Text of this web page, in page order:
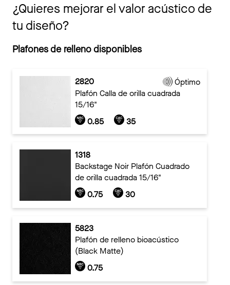
¿Quieres mejorar el valor acústico de
tu diseño?
Plafones de relleno disponibles
2820
Óptimo
Plafón Calla de orilla cuadrada
15/16"
0.85
35
1318
Backstage Noir Plafón Cuadrado
de orilla cuadrada 15/16"
0.75
30
5823
Plafón de relleno bioacústico
(Black Matte)
0.75